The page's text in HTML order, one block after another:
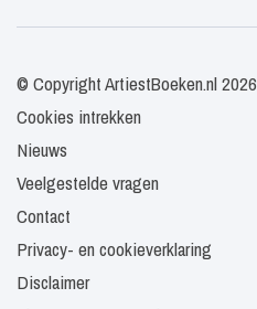
© Copyright ArtiestBoeken.nl 2026
Cookies intrekken
Nieuws
Veelgestelde vragen
Contact
Privacy- en cookieverklaring
Disclaimer